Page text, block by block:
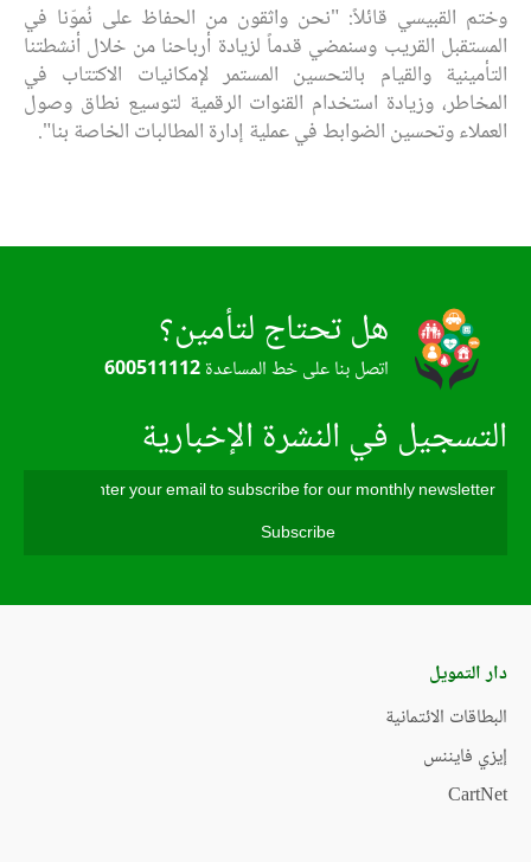
وختم القبيسي قائلاً: "نحن واثقون من الحفاظ على نُموّنا في
المستقبل القريب وسنمضي قدماً لزيادة أرباحنا من خلال أنشطتنا
التأمينية والقيام بالتحسين المستمر لإمكانيات الاكتتاب في
المخاطر، وزيادة استخدام القنوات الرقمية لتوسيع نطاق وصول
العملاء وتحسين الضوابط في عملية إدارة المطالبات الخاصة بنا".
هل تحتاج لتأمين؟
اتصل بنا على خط المساعدة600511112
التسجيل في النشرة الإخبارية
دار التمويل
البطاقات الائتمانية
إيزي فايننس
CartNet